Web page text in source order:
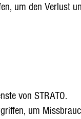
um den Verlust
von STRATO.
um